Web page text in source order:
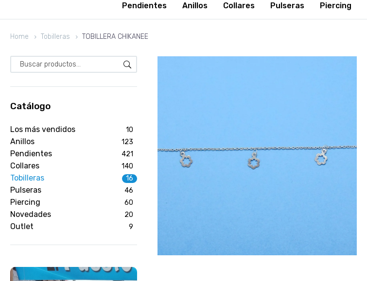
Pendientes Anillos Collares Pulseras Piercing
Home Tobilleras TOBILLERA CHIKANEE
Catálogo
Los más vendidos 10
Anillos 123
Pendientes 421
Collares 140
Tobilleras 16
Pulseras 46
Piercing 60
Novedades 20
Outlet 9